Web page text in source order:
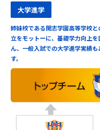
大学進学
姉妹校である開志学園高等学校
立をモットーに、基礎学力向上
ん、一般入試での大学進学実績
す。